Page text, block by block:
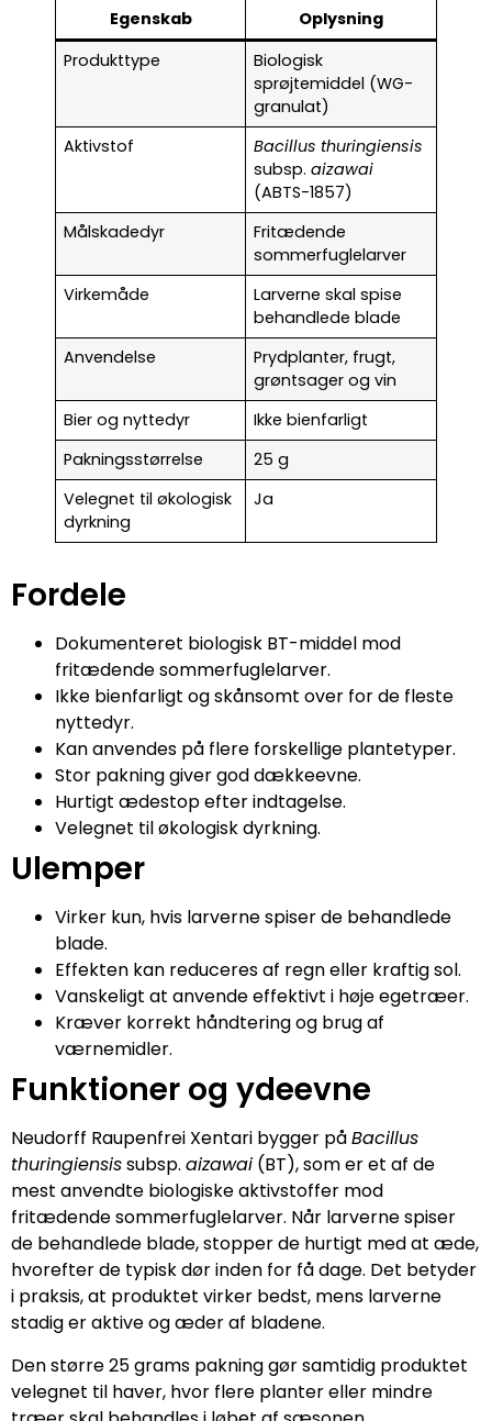
Egenskab
Oplysning
Produkttype
Biologisk
sprøjtemiddel (WG-
granulat)
Aktivstof
Bacillus thuringiensis
subsp.aizawai
(ABTS-1857)
Målskadedyr
Fritædende
sommerfuglelarver
Virkemåde
Larverne skal spise
behandlede blade
Anvendelse
Prydplanter, frugt,
grøntsager og vin
Bier og nyttedyr
Ikke bienfarligt
Pakningsstørrelse
25 g
Velegnet til økologisk
dyrkning
Ja
Fordele
Dokumenteret biologisk BT-middel mod
fritædende sommerfuglelarver.
Ikke bienfarligt og skånsomt over for de fleste
nyttedyr.
Kan anvendes på flere forskellige plantetyper.
Stor pakning giver god dækkeevne.
Hurtigt ædestop efter indtagelse.
Velegnet til økologisk dyrkning.
Ulemper
Virker kun, hvis larverne spiser de behandlede
blade.
Effekten kan reduceres af regn eller kraftig sol.
Vanskeligt at anvende effektivt i høje egetræer.
Kræver korrekt håndtering og brug af
værnemidler.
Funktioner og ydeevne
Neudorff Raupenfrei Xentari bygger påBacillus
thuringiensissubsp. aizawai (BT), som er et af de
mest anvendte biologiske aktivstoffer mod
fritædende sommerfuglelarver. Når larverne spiser
de behandlede blade, stopper de hurtigt med at æde,
hvorefter de typisk dør inden for få dage. Det betyder
i praksis, at produktet virker bedst, mens larverne
stadig er aktive og æder af bladene.
Den større 25 grams pakning gør samtidig produktet
velegnet til haver, hvor flere planter eller mindre